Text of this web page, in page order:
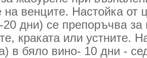
на венците. Настойка от
20 дни) се препоръчва
краката или устните.
в бяло вино- 10 дни -